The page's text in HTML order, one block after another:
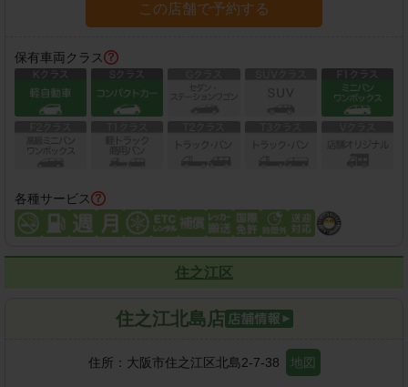
この店舗で予約する
保有車両クラス
各種サービス
住之江区
住之江北島店
住所： 大阪市住之江区北島2-7-38 地図